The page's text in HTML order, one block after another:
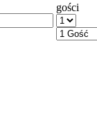
gości